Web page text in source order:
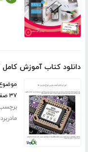
دانلود کتاب آموزش کامل
۳۷ صفحه
مادربرد